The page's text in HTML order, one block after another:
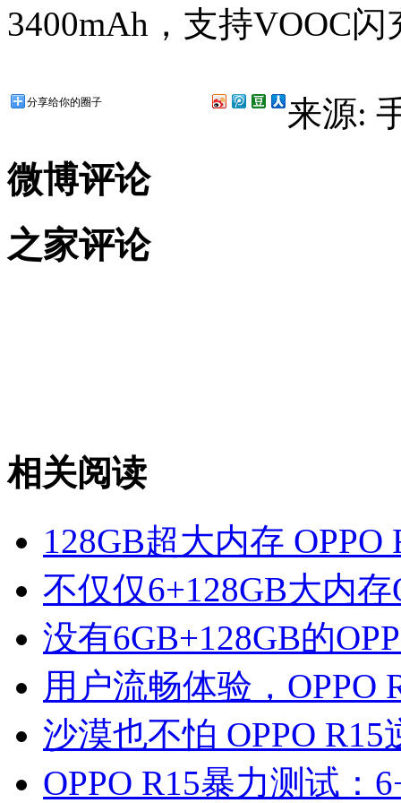
3400mAh，支持VOOC闪
分享给你的圈子 来源:
微博评论
之家评论
相关阅读
128GB超大内存
不仅仅6+128GB大内
没有6GB+128GB的
用户流畅体验，OPPO
沙漠也不怕 OPPO
OPPO R15暴力测试：